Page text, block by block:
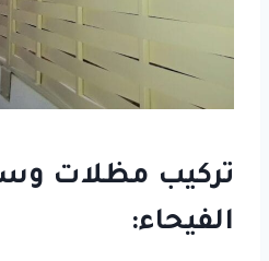
تركيب مظلات
الفيحاء: